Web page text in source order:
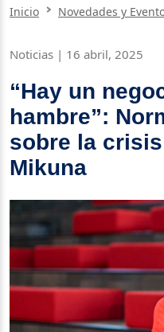
Inicio Novedades y
Noticias | 16 abril, 2025
“Hay un
hambre”:
sobre la
Mikuna